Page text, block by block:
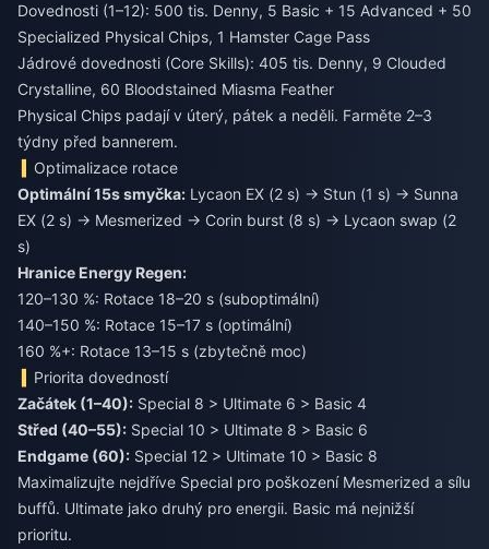
Dovednosti (1–12): 500 tis. Denny, 5 Basic + 15 Advanced + 50
Specialized Physical Chips, 1 Hamster Cage Pass
Jádrové dovednosti (Core Skills): 405 tis. Denny, 9 Clouded
Crystalline, 60 Bloodstained Miasma Feather
Physical Chips padají v úterý, pátek a neděli. Farměte 2–3
týdny před bannerem.
Optimalizace rotace
Optimální 15s smyčka: Lycaon EX (2 s) → Stun (1 s) → Sunna
EX (2 s) → Mesmerized → Corin burst (8 s) → Lycaon swap (2
s)
Hranice Energy Regen:
120–130 %: Rotace 18–20 s (suboptimální)
140–150 %: Rotace 15–17 s (optimální)
160 %+: Rotace 13–15 s (zbytečně moc)
Priorita dovedností
Začátek (1–40):
Střed (40–55):
Endgame (60): Special 12 > Ultimate 10 > Basic 8
Maximalizujte nejdříve Special pro poškození Mesmerized a sílu
buffů. Ultimate jako druhý pro energii. Basic má nejnižší
prioritu.